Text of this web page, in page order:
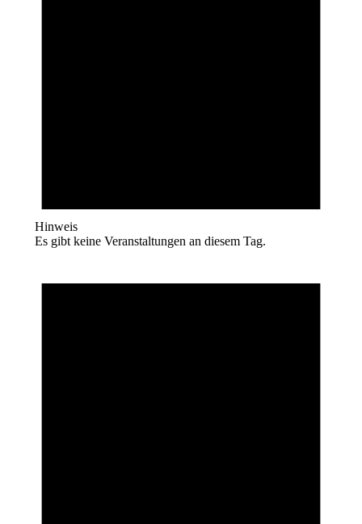
Hinweis
Es gibt keine Veranstaltungen an diesem Tag.